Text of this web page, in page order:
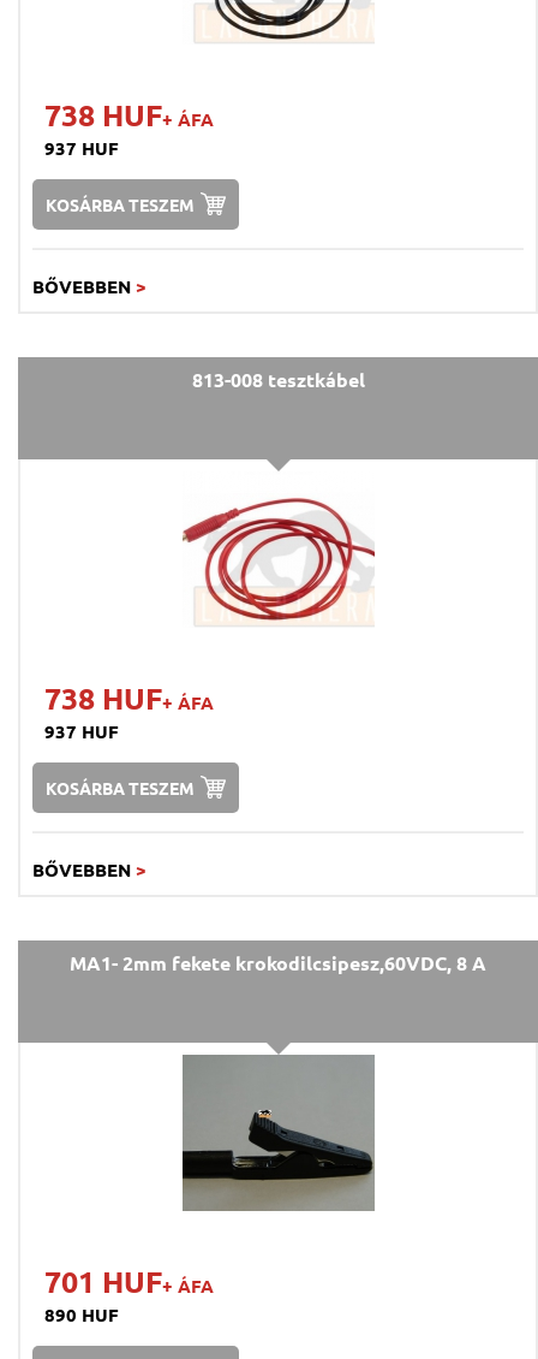
738 HUF+ ÁFA
937 HUF
KOSÁRBA TESZEM
BŐVEBBEN >
813-008 tesztkábel
738 HUF+ ÁFA
937 HUF
KOSÁRBA TESZEM
BŐVEBBEN >
MA1- 2mm fekete krokodilcsipesz,60VDC, 8 A
701 HUF+ ÁFA
890 HUF